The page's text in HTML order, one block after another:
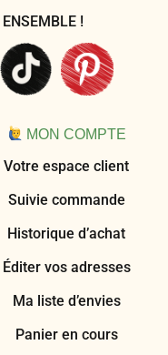
ENSEMBLE !
MON COMPTE
Votre espace client
Suivie commande
Historique d’achat
Éditer vos adresses
Ma liste d’envies
Panier en cours